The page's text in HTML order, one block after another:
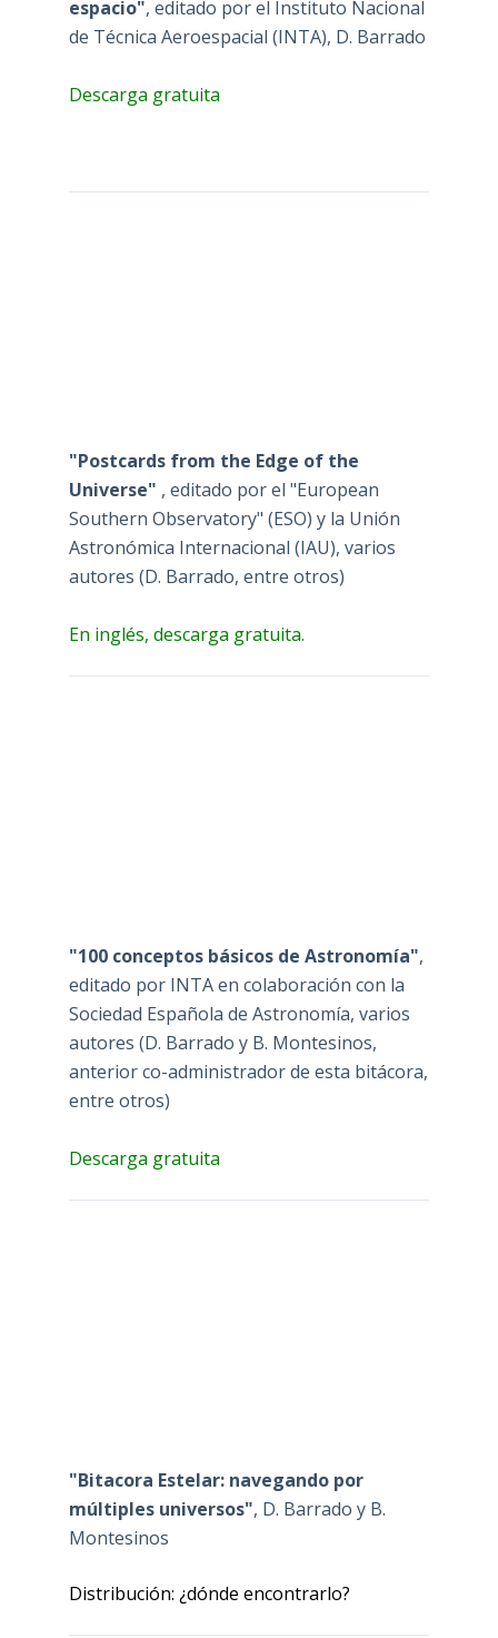
espacio", editado por el Instituto Nacional
de Técnica Aeroespacial (INTA), D. Barrado
Descarga gratuita
"Postcards from the Edge of the
Universe" , editado por el "European
Southern Observatory" (ESO) y la Unión
Astronómica Internacional (IAU), varios
autores (D. Barrado, entre otros)
En inglés, descarga gratuita.
"100 conceptos básicos de Astronomía",
editado por INTA en colaboración con la
Sociedad Española de Astronomía, varios
autores (D. Barrado y B. Montesinos,
anterior co-administrador de esta bitácora,
entre otros)
Descarga gratuita
"Bitacora Estelar: navegando por
múltiples universos", D. Barrado y B.
Montesinos
Distribución: ¿dónde encontrarlo?